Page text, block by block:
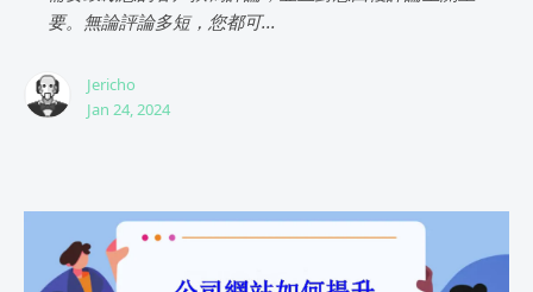
要。無論評論多短，您都可...
Jericho
Jan 24, 2024